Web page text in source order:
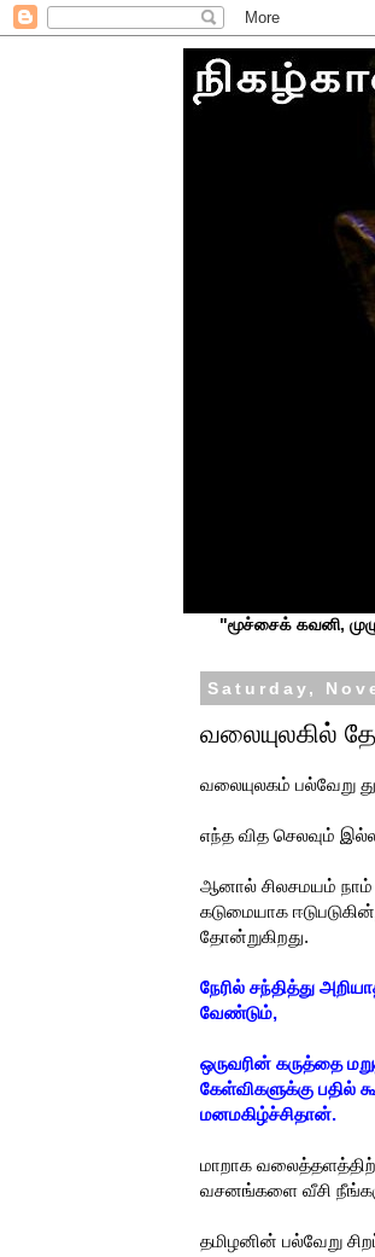
"மூச்சைக் கவனி,
Saturday,
வலையுலகில்
வலையுலகம் பல்வேறு
எந்த வித செலவும்
ஆனால் சிலசமயம் நாம்
கடுமையாக
தோன்றுகிறது.
நேரில் சந்தித்து
வேண்டும்,
ஒருவரின் கருத்தை
கேள்விகளுக்கு
மனமகிழ்ச்சிதான்.
மாறாக
வசனங்களை வீசி
தமிழனின் பல்வேறு